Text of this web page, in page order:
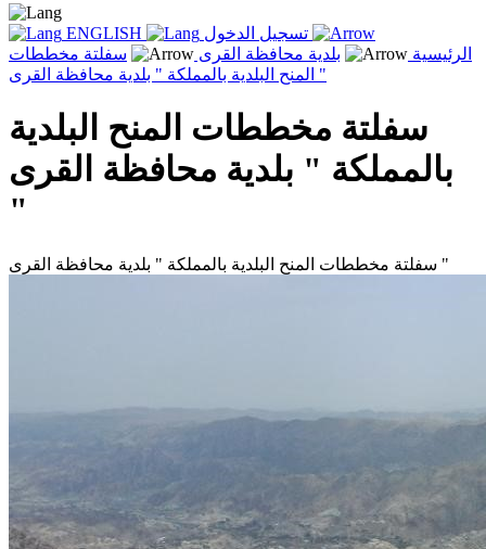
ENGLISH
تسجيل الدخول
الرئيسية
بلدية محافظة القرى
سفلتة مخططات
المنح البلدية بالمملكة " بلدية محافظة القرى "
سفلتة مخططات المنح البلدية
بالمملكة " بلدية محافظة القرى
"
سفلتة مخططات المنح البلدية بالمملكة " بلدية محافظة القرى "